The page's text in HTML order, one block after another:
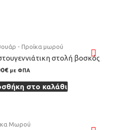
- Προίκα μωρού
στολή βοσκός
€ με ΦΠΑ
στο καλάθι
Μωρού